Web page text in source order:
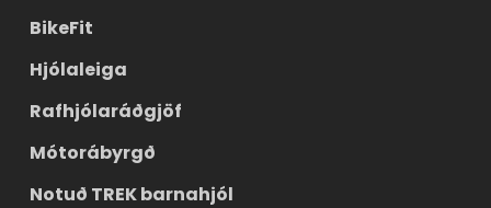
BikeFit
Hjólaleiga
Rafhjólaráðgjöf
Mótorábyrgð
Notuð TREK barnahjól